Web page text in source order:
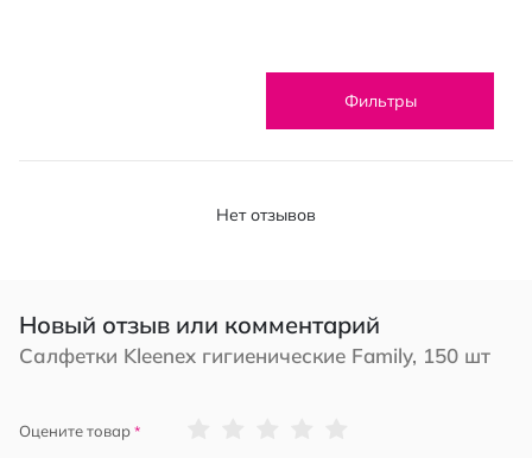
Фильтры
Нет отзывов
Новый отзыв или комментарий
Салфетки Kleenex гигиенические Family, 150 шт
Оцените товар